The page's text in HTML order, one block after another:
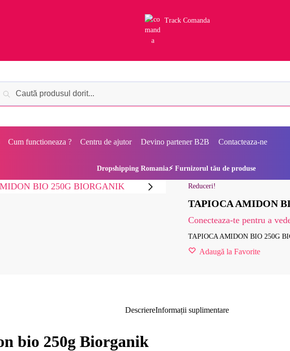
Track Comanda
Cum functioneaza ? Centru de ajutor Devino partener B2B Contacteaza-ne
Dropshipping Romania⚡ Furnizorul tău de produse
Reduceri!
TAPIOCA AMIDON
Conecteaza-te pentru a
TAPIOCA AMIDON BIO 250G
Adaugă la Favorite
DescriereInformații suplimentare
bio 250g Biorganik